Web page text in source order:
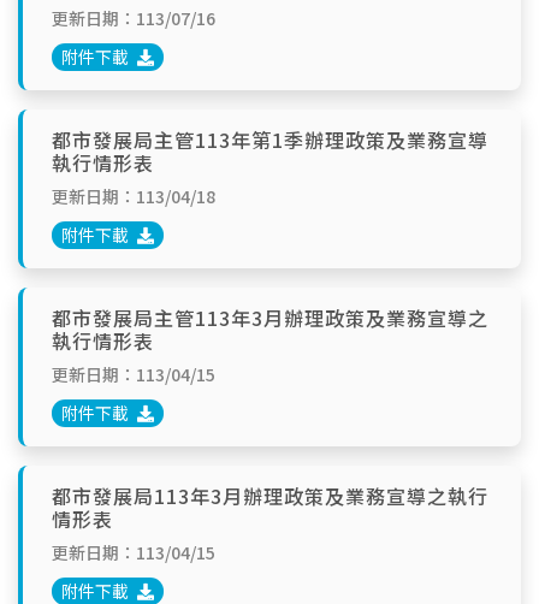
更新日期：113/07/16
附件下載
都市發展局主管113年第1季辦理政策及業務宣導
執行情形表
更新日期：113/04/18
附件下載
都市發展局主管113年3月辦理政策及業務宣導之
執行情形表
更新日期：113/04/15
附件下載
都市發展局113年3月辦理政策及業務宣導之執行
情形表
更新日期：113/04/15
附件下載